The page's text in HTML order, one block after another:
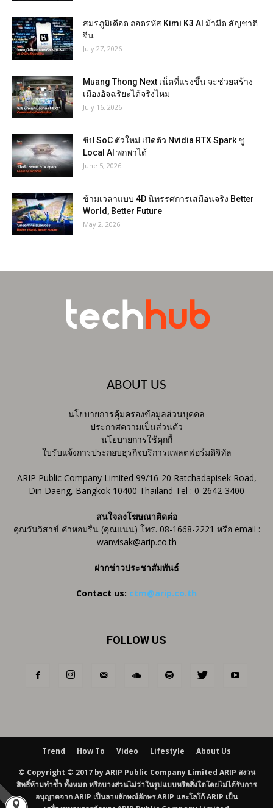
สมรภูมิเดือด ถอดรหัส Kimi K3 AI ม้ามืด สัญชาติ
จีน
July 27, 2026
Muang Thong Next เน็ตที่แรงขึ้น จะช่วยสร้าง
เมืองอัจฉริยะได้จริงไหม
July 16, 2026
ชิป SoC ตัวใหม่ เปิดตัว Nvidia RTX Spark ชู
Local AI พกพาได้
June 5, 2026
ข้ามเวลาแบบ 4D นิทรรศการเสมือนจริง Better
World, Better Future
May 2, 2026
ABOUT US
นโยบายการคุ้มครองข้อมูลส่วนบุคคล
ประกาศความเป็นส่วนตัว
นโยบายการใช้คุกกี้
ใบรับแจ้งการประกอบธุรกิจบริการแพลตฟอร์มดิจิทัล
ARIP Public Company Limited 99/16-20 Ratchadapisek Road,
Din Daeng, Bangkok 10400 Thailand Tel : 0-2642-3400
สนใจลงโฆษณาติดต่อ
คุณวันวิสาข์ คำหอมรื่น (คุณแนน) โทร. 08-1668-2221 หรือ email :
wanvisak@arip.co.th
ฝากข่าวประชาสัมพันธ์
Contact us: ctm@arip.co.th
FOLLOW US
Trend How To Video Lifestyle About Us
© Copyright © 2017 by ARIP Public Company Limited ARIP สงวน
สิทธิ์ห้ามทำซ้ำ ทั้งหมด หรือบางส่วนไม่ว่าในรูปแบบหรือสิ่งใดโดยไม่ได้รับการ
อนุญาตจาก ARIP เป็นลายลักษณ์อักษร ARIP และโลโก้ ARIP เป็น